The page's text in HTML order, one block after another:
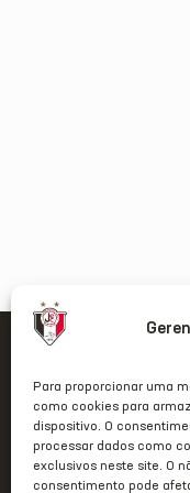
Para proporcionar uma
como cookies para
dispositivo. O
processar dados como
exclusivos neste site. O
consentimento pode